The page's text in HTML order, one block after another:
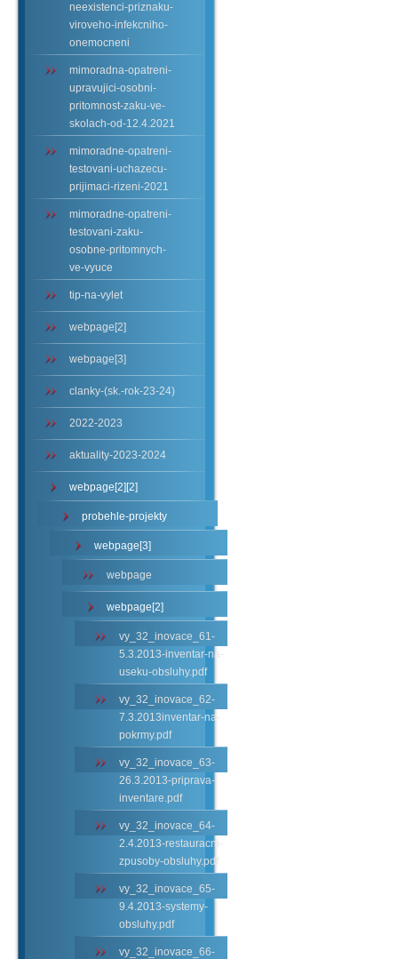
neexistenci-priznaku-
viroveho-infekcniho-
onemocneni
mimoradna-opatreni-
upravujici-osobni-
pritomnost-zaku-ve-
skolach-od-12.4.2021
mimoradne-opatreni-
testovani-uchazecu-
prijimaci-rizeni-2021
mimoradne-opatreni-
testovani-zaku-
osobne-pritomnych-
ve-vyuce
tip-na-vylet
webpage[2]
webpage[3]
clanky-(sk.-rok-23-24)
2022-2023
aktuality-2023-2024
webpage[2][2]
probehle-projekty
webpage[3]
webpage
webpage[2]
vy_32_inovace_61-
5.3.2013-inventar-na-
useku-obsluhy.pdf
vy_32_inovace_62-
7.3.2013inventar-na-
pokrmy.pdf
vy_32_inovace_63-
26.3.2013-priprava-
inventare.pdf
vy_32_inovace_64-
2.4.2013-restauracni-
zpusoby-obsluhy.pdf
vy_32_inovace_65-
9.4.2013-systemy-
obsluhy.pdf
vy_32_inovace_66-